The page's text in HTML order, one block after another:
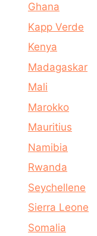
Ghana
Kapp Verde
Kenya
Madagaskar
Mali
Marokko
Mauritius
Namibia
Rwanda
Seychellene
Sierra Leone
Somalia